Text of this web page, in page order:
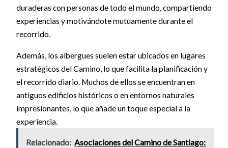
duraderas con personas de todo el mundo, compartiendo
experiencias y motivándote mutuamente durante el
recorrido.
Además, los albergues suelen estar ubicados en lugares
estratégicos del Camino, lo que facilita la planificación y
el recorrido diario. Muchos de ellos se encuentran en
antiguos edificios históricos o en entornos naturales
impresionantes, lo que añade un toque especial a la
experiencia.
Relacionado: Asociaciones del Camino de Santiago: